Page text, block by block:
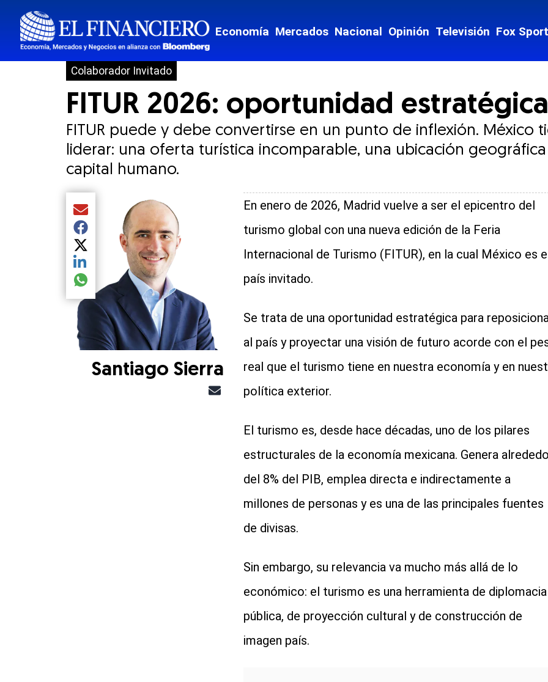
Economía Mercados Nacional Opinión Televisión Fox
Colaborador Invitado
FITUR 2026: oportunidad
FITUR puede y debe convertirse en un punto de inflexión. México
liderar: una oferta turística incomparable, una ubicación
capital humano.
Compartir el artículo actual mediante Email
Compartir el artículo actual mediante Facebook
Compartir el artículo actual mediante Twitter
Compartir el artículo actual mediante LinkedIn
Compartir el artículo actual mediante global.social-whatsapp
Santiago Sierra
En enero de 2026, Madrid vuelve a ser el epicentro del
turismo global con una nueva edición de la Feria
Internacional de Turismo (FITUR), en la cual México es
país invitado.
Se trata de una oportunidad estratégica para
al país y proyectar una visión de futuro acorde con el
real que el turismo tiene en nuestra economía y en
política exterior.
El turismo es, desde hace décadas, uno de los pilares
estructurales de la economía mexicana. Genera
del 8% del PIB, emplea directa e indirectamente a
millones de personas y es una de las principales fuentes
de divisas.
Sin embargo, su relevancia va mucho más allá de lo
económico: el turismo es una herramienta de diplomacia
pública, de proyección cultural y de construcción de
imagen país.